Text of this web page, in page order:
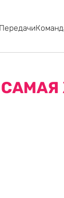
Передачи